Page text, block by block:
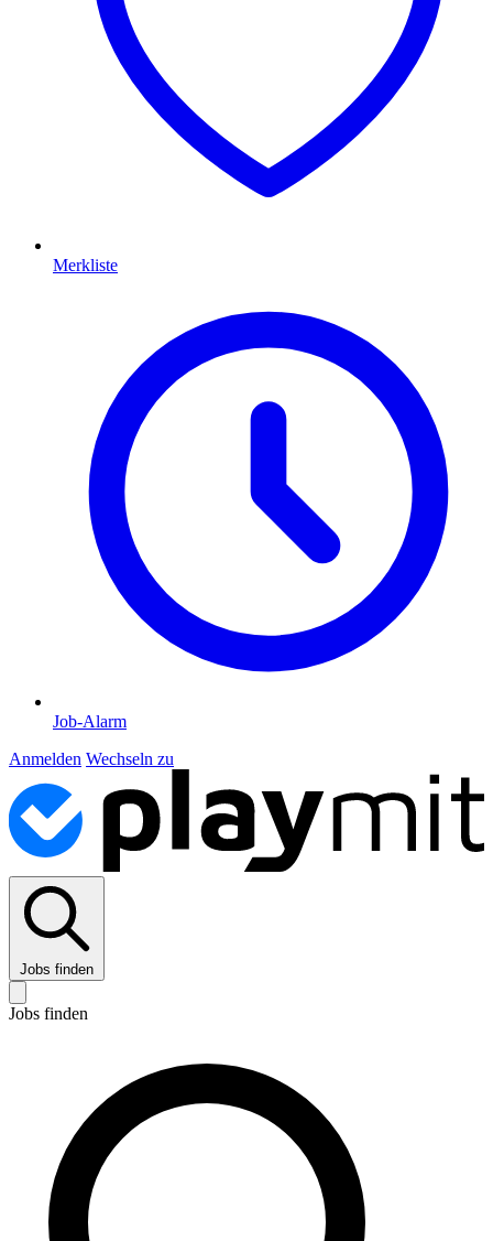
Merkliste
Job-Alarm
Anmelden Wechseln zu
Jobs finden
Jobs finden